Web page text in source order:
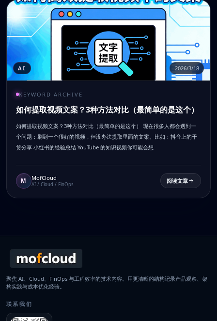
AI 2026/3/18
KEYWORD ARCHIVE
如何提取视频文案？3种方法对比（最简单的是这个）
如何提取视频文案？3种方法对比（最简单的是这个） 现在很多人都会遇到一
个问题：刷到一个很好的视频，但没办法提取里面的文案。比如：抖音上的干
货分享 小红书的经验总结 YouTube 的知识视频你可能会想
M MofCloud
AI / Cloud / FinOps
阅读文章
聚焦 AI、Cloud、FinOps 与工程效率的技术内容。用更清晰的结构记录产品观察、架
构实践与成本优化经验。
联系我们